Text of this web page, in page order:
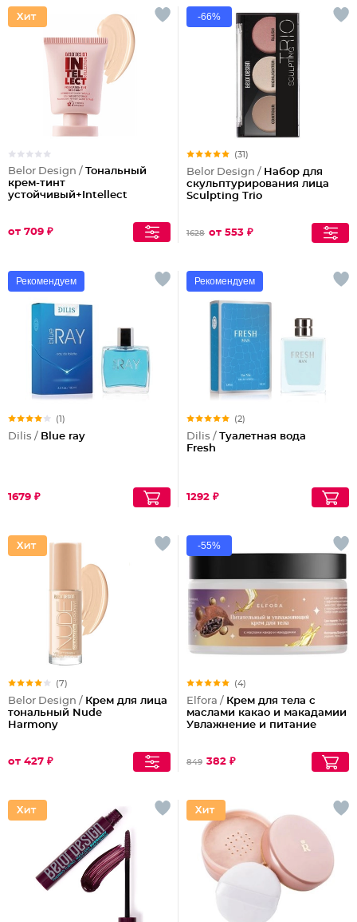
Belor Design / Тональный
крем-тинт
устойчивый+Intellect
от 709 ₽
-66%
(31)
Belor Design / Набор для
скульптурирования лица
Sculpting Triо
1628 от 553 ₽
Рекомендуем
(1)
Dilis / Blue ray
1679 ₽
Рекомендуем
(2)
Dilis / Туалетная вода
Fresh
1292 ₽
(7)
Belor Design / Крем для лица
тональный Nude
Harmony
от 427 ₽
-55%
(4)
Elfora / Крем для тела с
маслами какао и макадамии
Увлажнение и питание
849 382 ₽